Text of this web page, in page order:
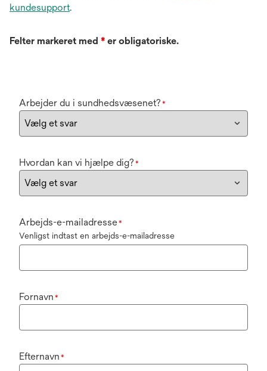
kundesupport.
Felter markeret med * er obligatoriske.
Arbejder du i sundhedsvæsenet? *
Hvordan kan vi hjælpe dig? *
Arbejds-e-mailadresse*
Venligst indtast en arbejds-e-mailadresse
Fornavn *
Efternavn *